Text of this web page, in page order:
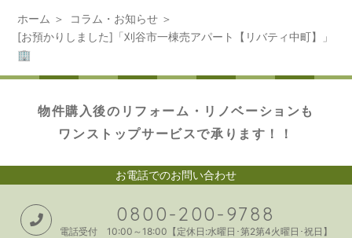
ホーム
コラム・お知らせ
[お預かりしました]「刈谷市一棟売アパート【リバティ中町】」
🏢
物件購入後のリフォーム・リノベーションも
ワンストップサービスで承ります！！
お電話でのお問い合わせ
0800-200-9788
電話受付 10:00～18:00【定休日:水曜日･第2第4火曜日･祝日】